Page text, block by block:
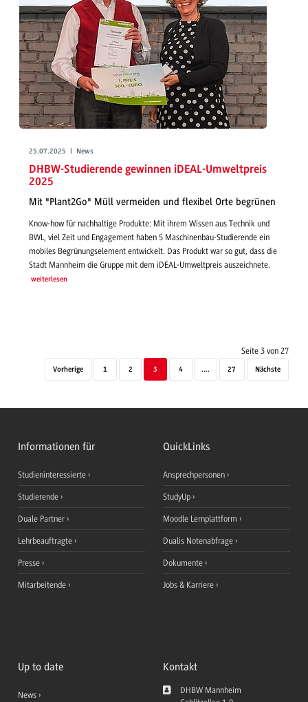
25.07.2025 | News
DHBW-Studierende gewinnen iDEAL-Umweltpreis
2025
Mit "Plant2Go" Müll vermeiden und flexibel Orte begrünen
Know-how für nachhaltige Produkte: Mit ihrem Wissen aus Technik und
BWL, viel Zeit und Engagement haben 5 Maschinenbau-Studierende ein
mobiles Begrünungselement entwickelt. Das Produkt war so gut, dass die
Stadt Mannheim die Gruppe mit dem iDEAL-Umweltpreis auszeichnete.
weiterlesen
Seite 3 von 27
Vorherige 1 2 3 4 .... 27 Nächste
Informationen für
Studieninteressierte
Studierende
Duale Partner
Lehrbeauftragte
Presse
Mitarbeitende
QuickLinks
Ansprechpersonen
StudyUp
Moodle Lernplattform
Dualis Notenabfrage
Dokumente
Jobs & Karriere
Up to date
News
Kontakt
DHBW Mannheim